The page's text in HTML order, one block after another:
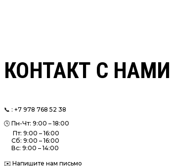
КОНТАКТ С НАМИ
📞 : +7 978 768 52 38
🕓 Пн-Чт: 9:00 – 18:00
Пт: 9:00 – 16:00
Сб: 9:00 – 16:00
Вс: 9:00 – 14:00
✉️ Напишите нам письмо